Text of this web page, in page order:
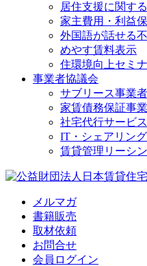
居住支援に関す
家主費用・利益
外国語が話せる
めやす賃料表示
住環境向上セミ
事業者協議会
サブリース事業
家賃債務保証事
社宅代行サービ
IT・シェアリン
賃貸管理リーシ
メルマガ
書籍販売
取材依頼
お問合せ
会員ログイン